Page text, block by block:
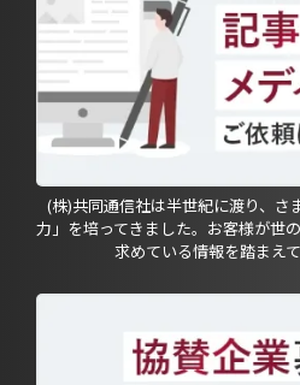
(株)共同通信社は半世紀に渡り、さ
力」を培ってきました。お客様が世
求めている情報を踏まえ